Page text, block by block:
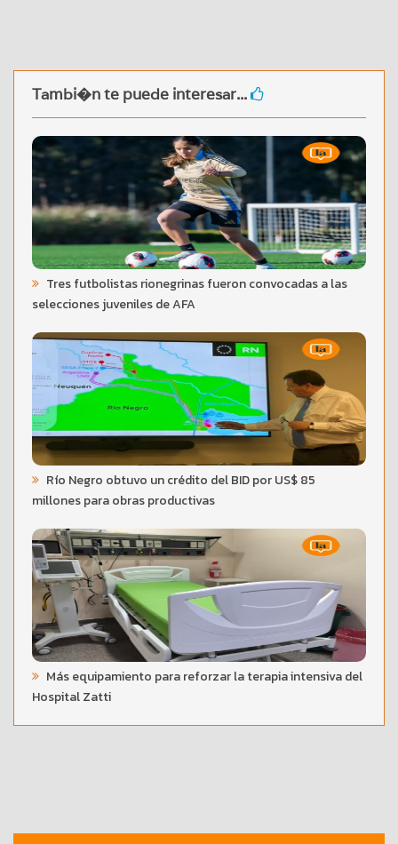
Tambi�n te puede interesar...
Tres futbolistas rionegrinas fueron convocadas a las
selecciones juveniles de AFA
Río Negro obtuvo un crédito del BID por US$ 85
millones para obras productivas
Más equipamiento para reforzar la terapia intensiva del
Hospital Zatti